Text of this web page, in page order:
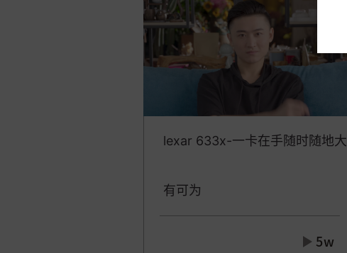
lexar 633x-一卡在手随时随地大
有可为
5w